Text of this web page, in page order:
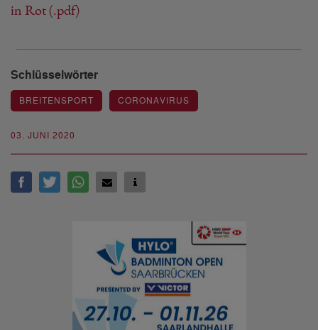
03. JUNI 2020
in Rot (.pdf)
Schlüsselwörter
BREITENSPORT CORONAVIRUS